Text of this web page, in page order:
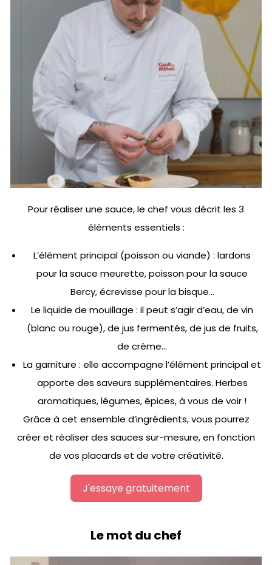
Pour réaliser une sauce, le chef vous décrit les 3
éléments essentiels :
L’élément principal (poisson ou viande) : lardons
pour la sauce meurette, poisson pour la sauce
Bercy, écrevisse pour la bisque…
Le liquide de mouillage : il peut s’agir d’eau, de vin
(blanc ou rouge), de jus fermentés, de jus de fruits,
de crème…
La garniture : elle accompagne l’élément principal et
apporte des saveurs supplémentaires. Herbes
aromatiques, légumes, épices, à vous de voir !
Grâce à cet ensemble d’ingrédients, vous pourrez
créer et réaliser des sauces sur-mesure, en fonction
de vos placards et de votre créativité.
J'essaye gratuitement
Le mot du chef